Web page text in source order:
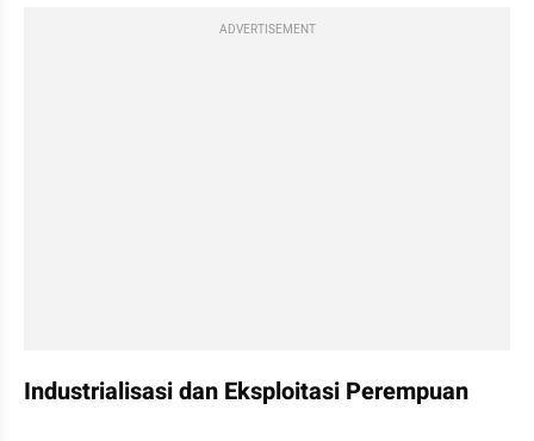
ADVERTISEMENT
Industrialisasi dan Eksploitasi Perempuan